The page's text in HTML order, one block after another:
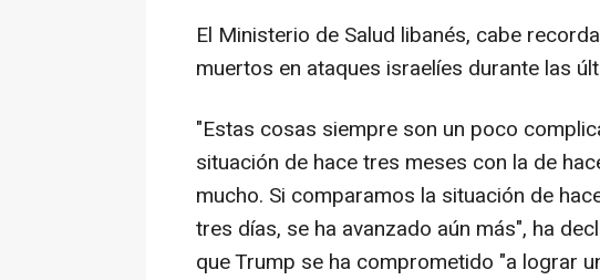
El Ministerio de Salud libanés, cabe
muertos en ataques israelíes durante las
"Estas cosas siempre son un poco
situación de hace tres meses con la de
mucho. Si comparamos la situación de
tres días, se ha avanzado aún más", ha
que Trump se ha comprometido "a lograr